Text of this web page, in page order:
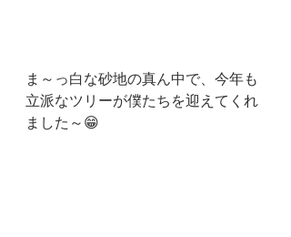
ま～っ白な砂地の真ん中で、今年も
立派なツリーが僕たちを迎えてくれ
ました～😁